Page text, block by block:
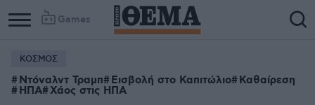
Games
ΚΟΣΜΟΣ
Ντόναλντ Τραμπ Εισβολή στο Καπιτώλιο Καθαίρεση
ΗΠΑ Χάος στις ΗΠΑ